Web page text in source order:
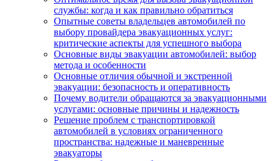
службы: когда и как правильно обратиться
Опытные советы владельцев автомобилей по
выбору провайдера эвакуационных услуг:
критические аспекты для успешного выбора
Основные виды эвакуации автомобилей: выбор
метода и особенности
Основные отличия обычной и экстренной
эвакуации: безопасность и оперативность
Почему водители обращаются за эвакуационными
услугами: основные причины и надежность
Решение проблем с транспортировкой
автомобилей в условиях ограниченного
пространства: надежные и маневренные
эвакуаторы